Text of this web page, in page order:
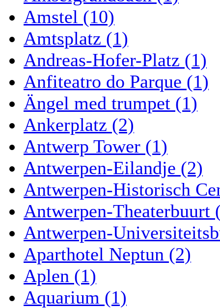
Amstel (10)
Amtsplatz (1)
Andreas-Hofer-Platz (1)
Anfiteatro do Parque (1)
Ängel med trumpet (1)
Ankerplatz (2)
Antwerp Tower (1)
Antwerpen-Eilandje (2)
Antwerpen-Historisch
Antwerpen-Theaterbuurt
Antwerpen-
Aparthotel Neptun (2)
Aplen (1)
Aquarium (1)